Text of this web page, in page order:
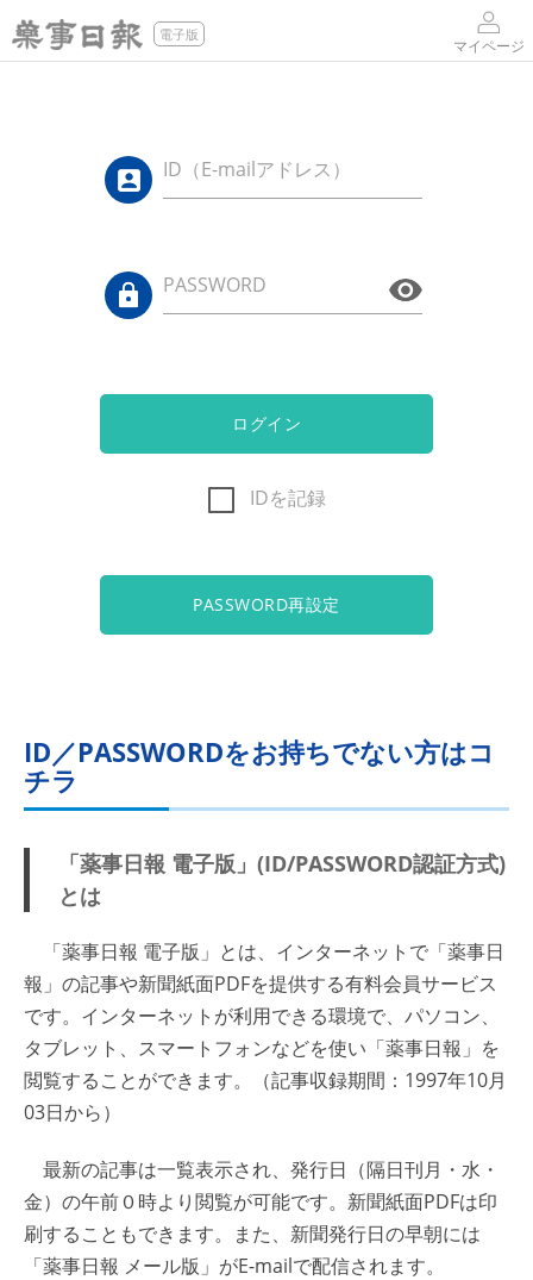
電子版
マイページ
ID（E-mailアドレス）
PASSWORD
ログイン
IDを記録
PASSWORD再設定
ID／PASSWORDをお持ちでない方はコ
チラ
「薬事日報 電子版」(ID/PASSWORD認証方式)
とは
「薬事日報 電子版」とは、インターネットで「薬事日
報」の記事や新聞紙面PDFを提供する有料会員サービス
です。インターネットが利用できる環境で、パソコン、
タブレット、スマートフォンなどを使い「薬事日報」を
閲覧することができます。（記事収録期間：1997年10月
03日から）
最新の記事は一覧表示され、発行日（隔日刊月・水・
金）の午前０時より閲覧が可能です。新聞紙面PDFは印
刷することもできます。また、新聞発行日の早朝には
「薬事日報 メール版」がE-mailで配信されます。